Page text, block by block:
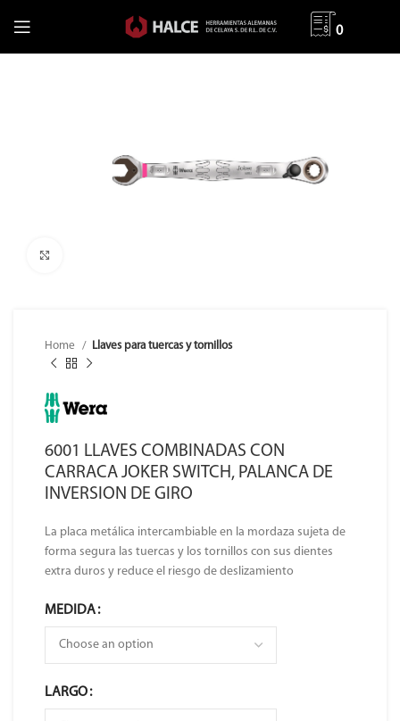
0
Home Llaves para tuercas y tornillos
6001 LLAVES COMBINADAS CON
CARRACA JOKER SWITCH, PALANCA DE
INVERSION DE GIRO
La placa metálica intercambiable en la mordaza sujeta de
forma segura las tuercas y los tornillos con sus dientes
extra duros y reduce el riesgo de deslizamiento
MEDIDA
LARGO